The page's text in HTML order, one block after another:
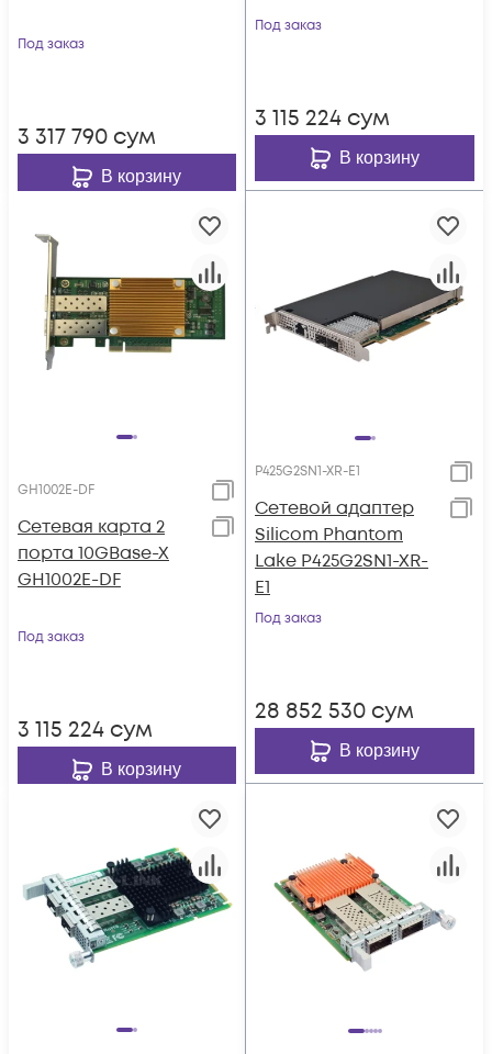
Под заказ
3 317 790 сум
В корзину
Под заказ
3 115 224 сум
В корзину
GH1002E-DF
Сетевая карта 2
порта 10GBase-X
GH1002E-DF
Под заказ
3 115 224 сум
В корзину
P425G2SN1-XR-E1
Сетевой адаптер
Silicom Phantom
Lake P425G2SN1-XR-
E1
Под заказ
28 852 530 сум
В корзину